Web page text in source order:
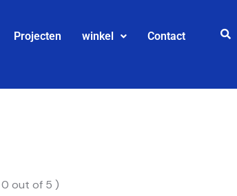
Projecten winkel Contact
out of 5 )